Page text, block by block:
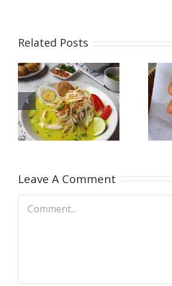
Related PostsKelezatan
Luti
Gendang
Anambas,
Roti
Ikan
Leave A Comment
Comment